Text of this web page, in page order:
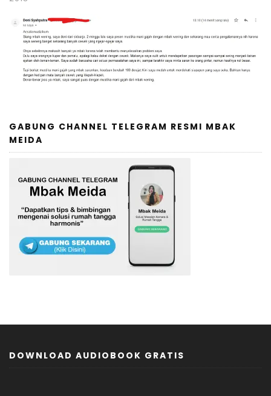
GABUNG CHANNEL TELEGRAM RESMI MBAK
MEIDA
DOWNLOAD AUDIOBOOK GRATIS